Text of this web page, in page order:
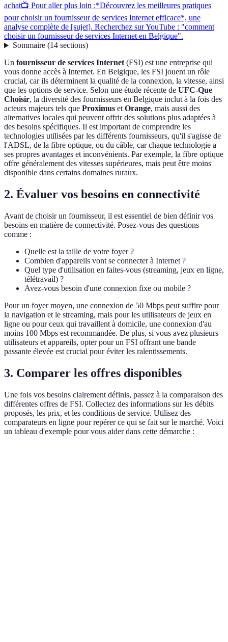
achat📺 Pour aller plus loin :*Découvrez les meilleures pratiques
pour choisir un fournisseur de services Internet efficace*, une
analyse complète de [sujet]. Recherchez sur YouTube : "comment
choisir un fournisseur de services Internet en Belgique".
Sommaire(14 sections)
Un fournisseur de services Internet(FSI) est une entreprise qui
vous donne accès à Internet. En Belgique, les FSI jouent un rôle
crucial, car ils déterminent la qualité de la connexion, la vitesse, ainsi
que les options de service. Selon une étude récente de UFC-Que
Choisir, la diversité des fournisseurs en Belgique inclut à la fois des
acteurs majeurs tels que Proximus etOrange, mais aussi des
alternatives locales qui peuvent offrir des solutions plus adaptées à
des besoins spécifiques. Il est important de comprendre les
technologies utilisées par les différents fournisseurs, qu'il s'agisse de
l'ADSL, de la fibre optique, ou du câble, car chaque technologie a
ses propres avantages et inconvénients. Par exemple, la fibre optique
offre généralement des vitesses supérieures, mais peut être moins
disponible dans certains domaines ruraux.
2. Évaluer vos besoins en connectivité
Avant de choisir un fournisseur, il est essentiel de bien définir vos
besoins en matière de connectivité. Posez-vous des questions
comme :
Quelle est la taille de votre foyer ?
Combien d'appareils vont se connecter à Internet ?
Quel type d'utilisation en faites-vous (streaming, jeux en ligne,
télétravail) ?
Avez-vous besoin d'une connexion fixe ou mobile ?
Pour un foyer moyen, une connexion de 50 Mbps peut suffire pour
la navigation et le streaming, mais pour les utilisateurs de jeux en
ligne ou pour ceux qui travaillent à domicile, une connexion d'au
moins 100 Mbps est recommandée. De plus, si vous avez plusieurs
utilisateurs et appareils, opter pour un FSI offrant une bande
passante élevée est crucial pour éviter les ralentissements.
3. Comparer les offres disponibles
Une fois vos besoins clairement définis, passez à la comparaison des
différentes offres de FSI. Collectez des informations sur les débits
proposés, les prix, et les conditions de service. Utilisez des
comparateurs en ligne pour repérer ce qui se fait sur le marché. Voici
un tableau d'exemple pour vous aider dans cette démarche :